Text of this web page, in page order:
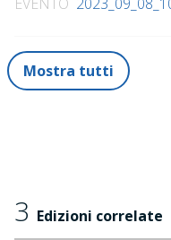
Mostra tutti
3 Edizioni correlate